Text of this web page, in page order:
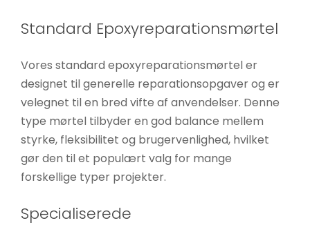
Standard Epoxyreparationsmørtel
Vores standard epoxyreparationsmørtel er
designet til generelle reparationsopgaver og er
velegnet til en bred vifte af anvendelser. Denne
type mørtel tilbyder en god balance mellem
styrke, fleksibilitet og brugervenlighed, hvilket
gør den til et populært valg for mange
forskellige typer projekter.
Specialiserede